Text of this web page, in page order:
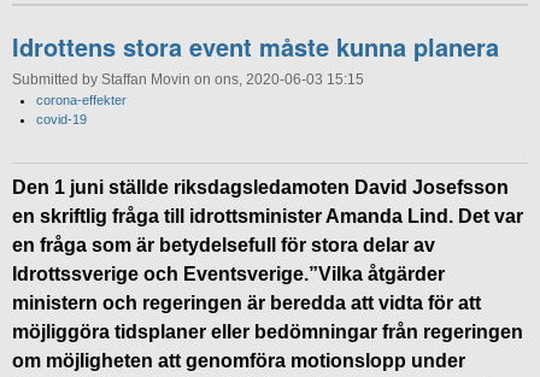
Idrottens stora event måste kunna planera
Submitted by Staffan Movin on ons, 2020-06-03 15:15
corona-effekter
covid-19
Den 1 juni ställde riksdagsledamoten David Josefsson
en skriftlig fråga till idrottsminister Amanda Lind. Det var
en fråga som är betydelsefull för stora delar av
Idrottssverige och Eventsverige.”Vilka åtgärder
ministern och regeringen är beredda att vidta för att
möjliggöra tidsplaner eller bedömningar från regeringen
om möjligheten att genomföra motionslopp under